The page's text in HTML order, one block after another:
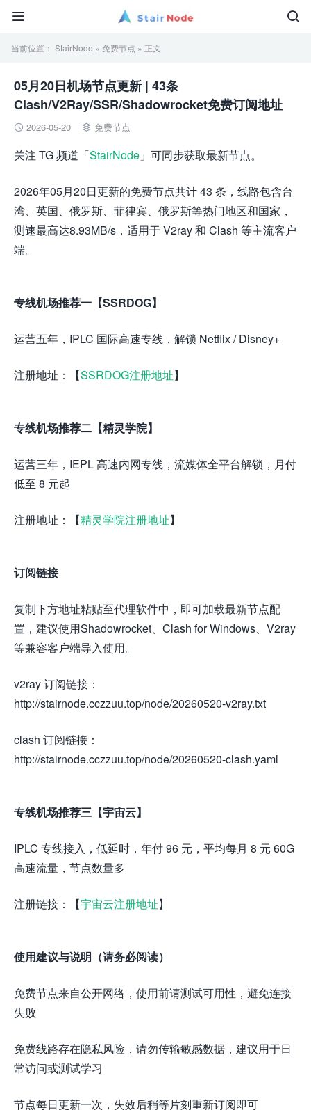


当前位置： StairNode » 免费节点 » 正文
05月20日机场节点更新 | 43条
Clash/V2Ray/SSR/Shadowrocket免费订阅地址
 2026-05-20  免费节点
关注 TG 频道「StairNode 」可同步获取最新节点。
2026年05月20日更新的免费节点共计 43 条，线路包含台
湾、英国、俄罗斯、菲律宾、俄罗斯等热门地区和国家，
测速最高达8.93MB/s，适用于 V2ray 和 Clash 等主流客户
端。
专线机场推荐一【SSRDOG】
运营五年，IPLC 国际高速专线，解锁 Netflix / Disney+
注册地址：【SSRDOG注册地址】
专线机场推荐二【精灵学院】
运营三年，IEPL 高速内网专线，流媒体全平台解锁，月付
低至 8 元起
注册地址：【精灵学院注册地址】
订阅链接
复制下方地址粘贴至代理软件中，即可加载最新节点配
置，建议使用Shadowrocket、Clash for Windows、V2ray
等兼容客户端导入使用。
v2ray 订阅链接：
http://stairnode.cczzuu.top/node/20260520-v2ray.txt
clash 订阅链接：
http://stairnode.cczzuu.top/node/20260520-clash.yaml
专线机场推荐三【宇宙云】
IPLC 专线接入，低延时，年付 96 元，平均每月 8 元 60G
高速流量，节点数量多
注册链接：【宇宙云注册地址】
使用建议与说明（请务必阅读）
免费节点来自公开网络，使用前请测试可用性，避免连接
失败
免费线路存在隐私风险，请勿传输敏感数据，建议用于日
常访问或测试学习
节点每日更新一次，失效后稍等片刻重新订阅即可